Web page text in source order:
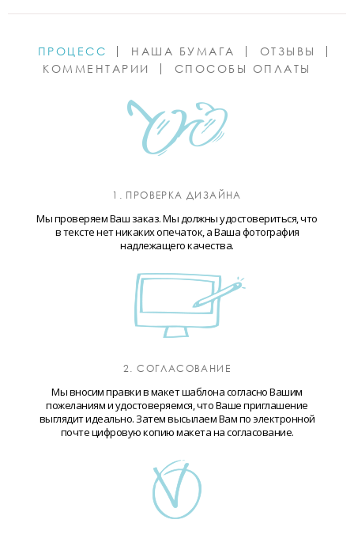
ПРОЦЕСС НАША БУМАГА
ОТЗЫВЫ
КОММЕНТАРИИ
СПОСОБЫ ОПЛАТЫ
1. ПРОВЕРКА ДИЗАЙНА
Мы проверяем Ваш заказ. Мы должны удостовериться, что
в тексте нет никаких опечаток, а Ваша фотография
надлежащего качества.
2. СОГЛАСОВАНИЕ
Мы вносим правки в макет шаблона согласно Вашим
пожеланиям и удостоверяемся, что Ваше приглашение
выглядит идеально. Затем высылаем Вам по электронной
почте цифровую копию макета на согласование.